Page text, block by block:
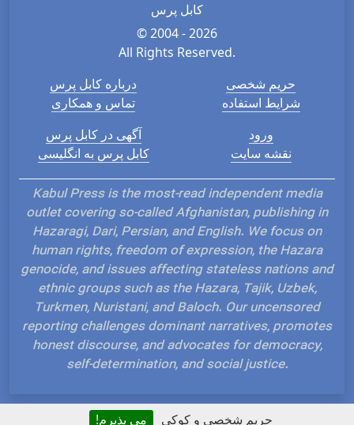
حریم شخصی و کوکی می پذیرم!
کابل پرس
© 2004 - 2026
All Rights Reserved.
درباره کابل پرس
تماس و همکاری
حریم شخصی
شرایط استفاده
آگهی در کابل پرس
کابل پرس به انگلیسی
ورود
نقشه سایت
Kabul Press is the most-read independent media
outlet covering so-called Afghanistan, publishing in
Hazaragi, Dari, Persian, and English. We focus on
human rights, freedom of expression, the Hazara
genocide, and issues affecting stateless nations and
ethnic groups such as the Hazara, Tajik, Uzbek,
Turkmen, Nuristani, and Baloch. Our uncensored
reporting challenges dominant narratives, promotes
honest discourse, and advocates for democracy,
self-determination, and social justice.